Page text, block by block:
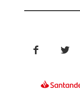
 